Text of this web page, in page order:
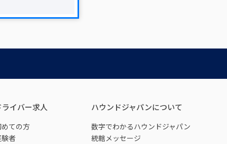
ライバー求人
ての方
者
ハウンドジャパンについて
数字でわかるハウンドジャパン
統轄メッセージ